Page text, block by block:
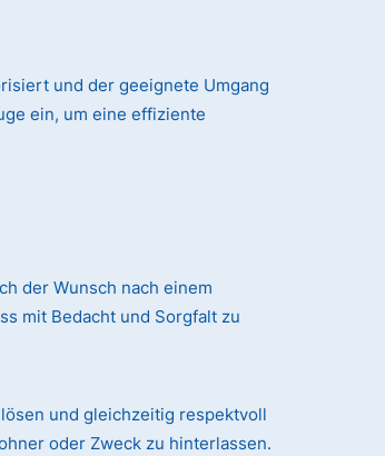
und der geeignete Umgang
ein, um eine effiziente
der Wunsch nach einem
mit Bedacht und Sorgfalt zu
und gleichzeitig respektvoll
oder Zweck zu hinterlassen.